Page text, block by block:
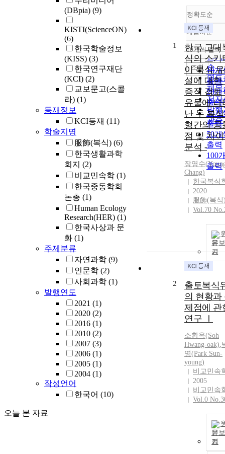
(DBpia) (9)
KISTI(ScienceON)
(6)
한국학술정보
(KISS) (3)
한국연구재단
(KCI) (2)
교보문고(스콜
라) (1)
등재정보
KCI등재 (11)
학술지명
服飾(복식) (6)
한국생활과학
회지 (2)
비교민속학 (1)
한국중동학회
논총 (1)
Human Ecology
Research(HER) (1)
한국사상과 문
화 (1)
주제분류
자연과학 (9)
인문학 (2)
사회과학 (1)
발행연도
2021 (1)
2020 (2)
2016 (1)
2010 (2)
2007 (3)
2006 (1)
2005 (1)
2004 (1)
작성언어
한국어 (10)
오늘 본 자료
정확도순
정확
순
인기
순
연도
제목
저자
발행
관순
내림차순
내림
10개씩 출력
10개
출력
20개
출력
30개
출력
50개
출력
100
출력
조회
1
한국 고대
식의 스키
이 복식
설에 대한
증적 검토
유물에 나
난 두 복
형간의 공
점 및 차
분석 -
장영수
Chang)
한국복식
2020
服飾(복식
Vol.70
문보
기
2
출토복식
의 현황과
제점에 관
연구 Ⅰ
소황옥(Soh
Hwang-oak),
영(Park Sun-
young)
비교민속
2005
비교민속
Vol.0
문보
기